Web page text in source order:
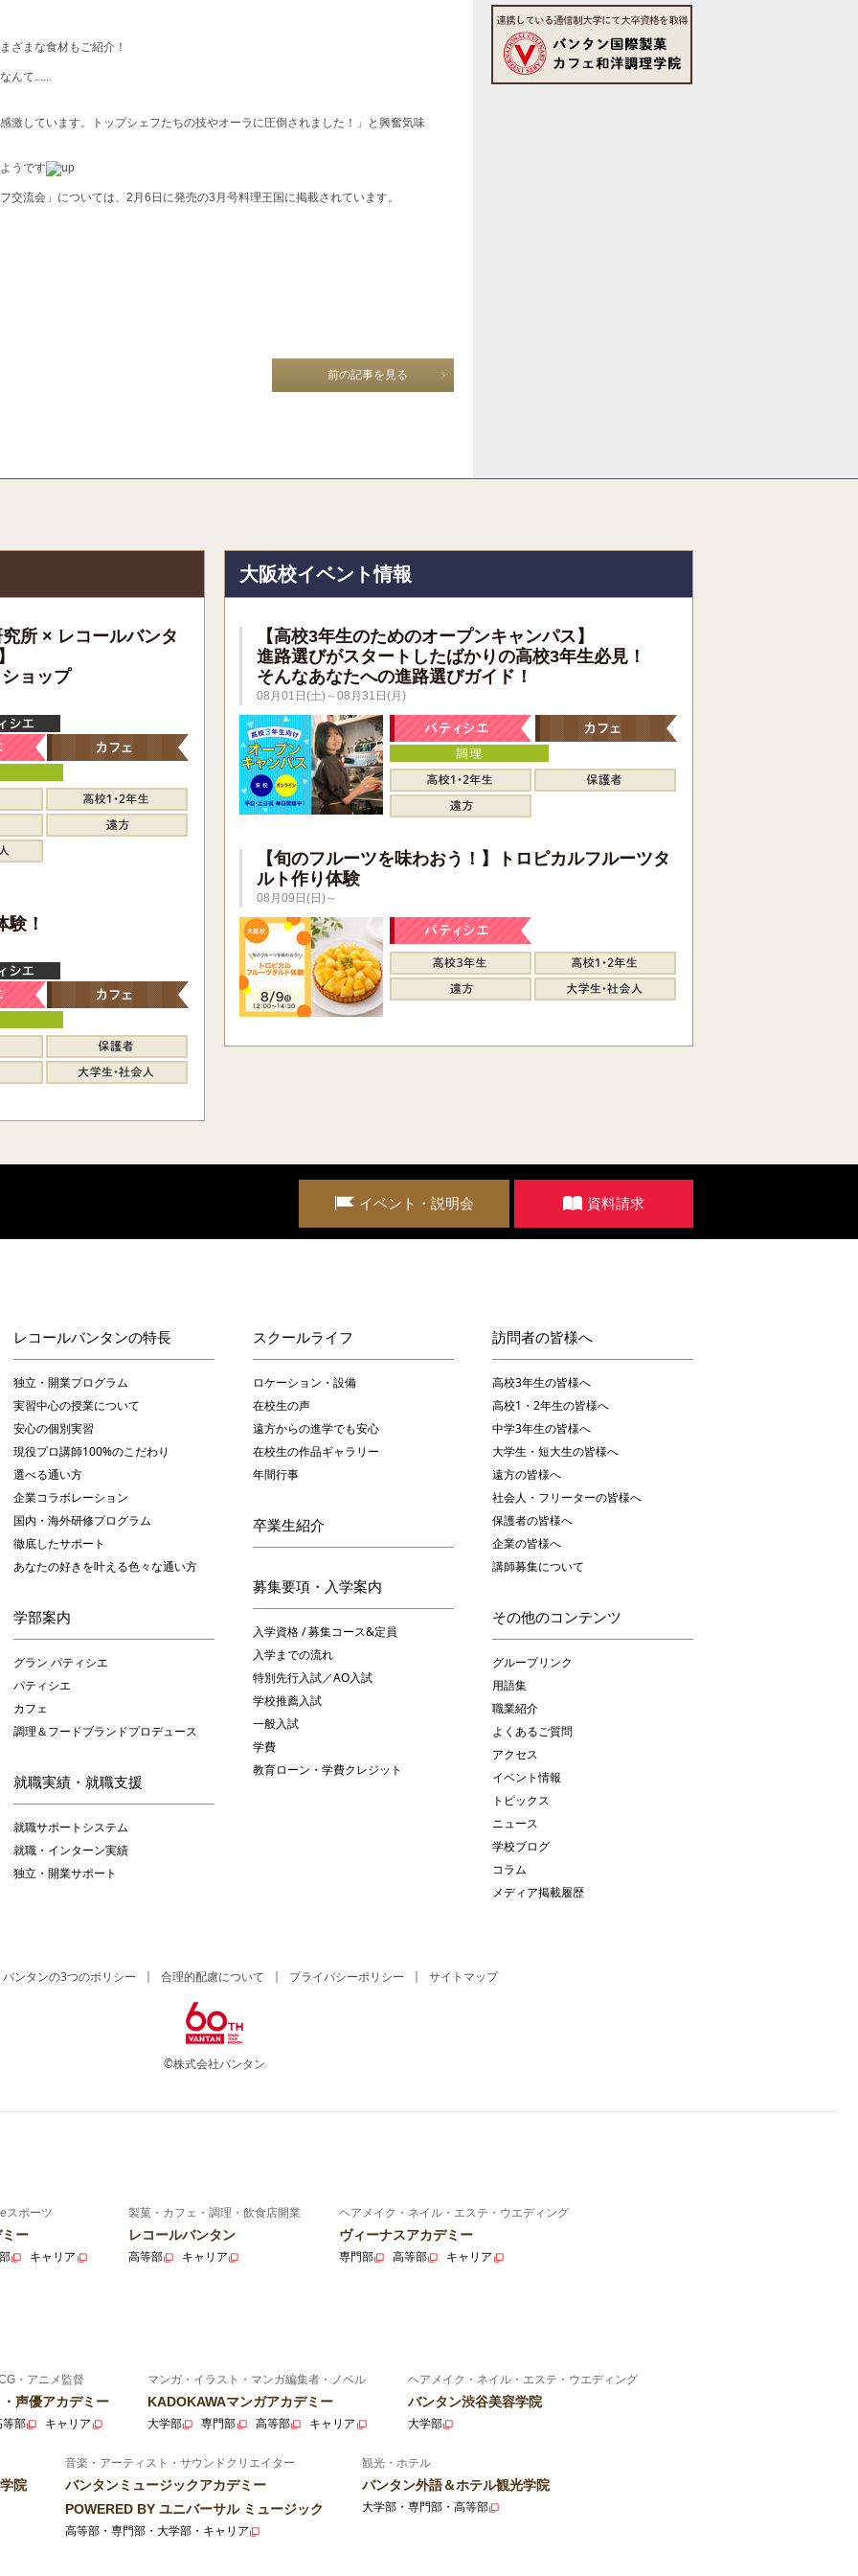
ざまな食材もご紹介！
んて......
激しています。トップシェフたちの技やオーラに圧倒されました！」と興奮気味
うです
交流会」については、2月6日に発売の3月号料理王国に掲載されています。
前の記事を見る
所 × レコールバンタ
ョップ
！
大阪校イベント情報
【高校3年生のためのオープンキャンパス】
進路選びがスタートしたばかりの高校3年生必見！
そんなあなたへの進路選びガイド！
08月01日(土)～08月31日(月)
【旬のフルーツを味わおう！】トロピカルフルーツタ
ルト作り体験
08月09日(日)～
イベント・説明会 資料請求
レコールバンタンの特長
独立・開業プログラム
実習中心の授業について
安心の個別実習
現役プロ講師100%のこだわり
選べる通い方
企業コラボレーション
国内・海外研修プログラム
徹底したサポート
あなたの好きを叶える⾊々な通い⽅
学部案内
グラン パティシエ
パティシエ
カフェ
調理＆フードブランドプロデュース
就職実績・就職支援
就職サポートシステム
就職・インターン実績
独立・開業サポート
スクールライフ
ロケーション・設備
在校生の声
遠方からの進学でも安心
在校生の作品ギャラリー
年間行事
卒業生紹介
募集要項・入学案内
入学資格 / 募集コース&定員
入学までの流れ
特別先行入試／AO入試
学校推薦入試
一般入試
学費
教育ローン・学費クレジット
訪問者の皆様へ
高校3年生の皆様へ
高校1・2年生の皆様へ
中学3年生の皆様へ
大学生・短大生の皆様へ
遠方の皆様へ
社会人・フリーターの皆様へ
保護者の皆様へ
企業の皆様へ
講師募集について
その他のコンテンツ
グループリンク
用語集
職業紹介
よくあるご質問
アクセス
イベント情報
トピックス
ニュース
学校ブログ
コラム
メディア掲載履歴
バンタンの3つのポリシー 合理的配慮について プライバシーポリシー サイトマップ
©株式会社バンタン
スポーツ
ー
キャリア
製菓・カフェ・調理・飲食店開業
レコールバンタン
高等部 キャリア
ヘアメイク・ネイル・エステ・ウエディング
ヴィーナスアカデミー
専門部 高等部 キャリア
・アニメ監督
声優アカデミー
等部 キャリア
マンガ・イラスト・マンガ編集者・ノベル
KADOKAWAマンガアカデミー
大学部 専門部 高等部 キャリア
ヘアメイク・ネイル・エステ・ウエディング
バンタン渋谷美容学院
大学部
院
音楽・アーティスト・サウンドクリエイター
バンタンミュージックアカデミー
POWERED BY ユニバーサル ミュージック
高等部・専門部・大学部・キャリア
観光・ホテル
バンタン外語＆ホテル観光学院
大学部・専門部・高等部